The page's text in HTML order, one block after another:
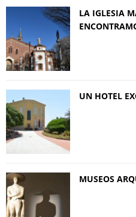
LA IGLESIA
UN HOTEL
MUSEOS